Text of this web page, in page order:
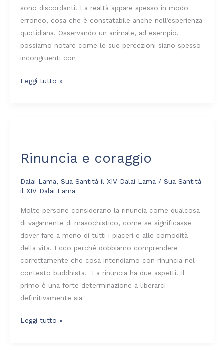
sono discordanti. La realtà appare spesso in modo
erroneo, cosa che è constatabile anche nell’esperienza
quotidiana. Osservando un animale, ad esempio,
possiamo notare come le sue percezioni siano spesso
incongruenti con
Leggi tutto »
Rinuncia e coraggio
Dalai Lama, Sua Santità il XIV Dalai Lama/ Sua Santità
il XIV Dalai Lama
Molte persone considerano la rinuncia come qualcosa
di vagamente di masochistico, come se significasse
dover fare a meno di tutti i piaceri e alle comodità
della vita. Ecco perché dobbiamo comprendere
correttamente che cosa intendiamo con rinuncia nel
contesto buddhista. La rinuncia ha due aspetti. Il
primo è una forte determinazione a liberarci
definitivamente sia
coraggio
Leggi tutto »